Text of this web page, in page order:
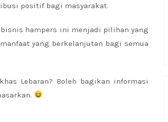
positif bagi masyarakat.
hampers ini menjadi pilihan yang
yang berkelanjutan bagi semua
Lebaran? Boleh bagikan informasi